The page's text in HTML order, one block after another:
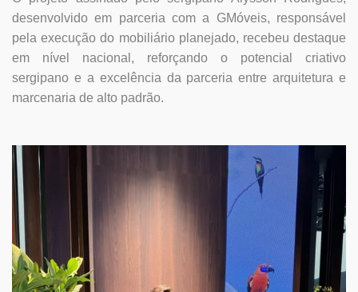
desenvolvido em parceria com a GMóveis, responsável
pela execução do mobiliário planejado, recebeu destaque
em nível nacional, reforçando o potencial criativo
sergipano e a excelência da parceria entre arquitetura e
marcenaria de alto padrão.